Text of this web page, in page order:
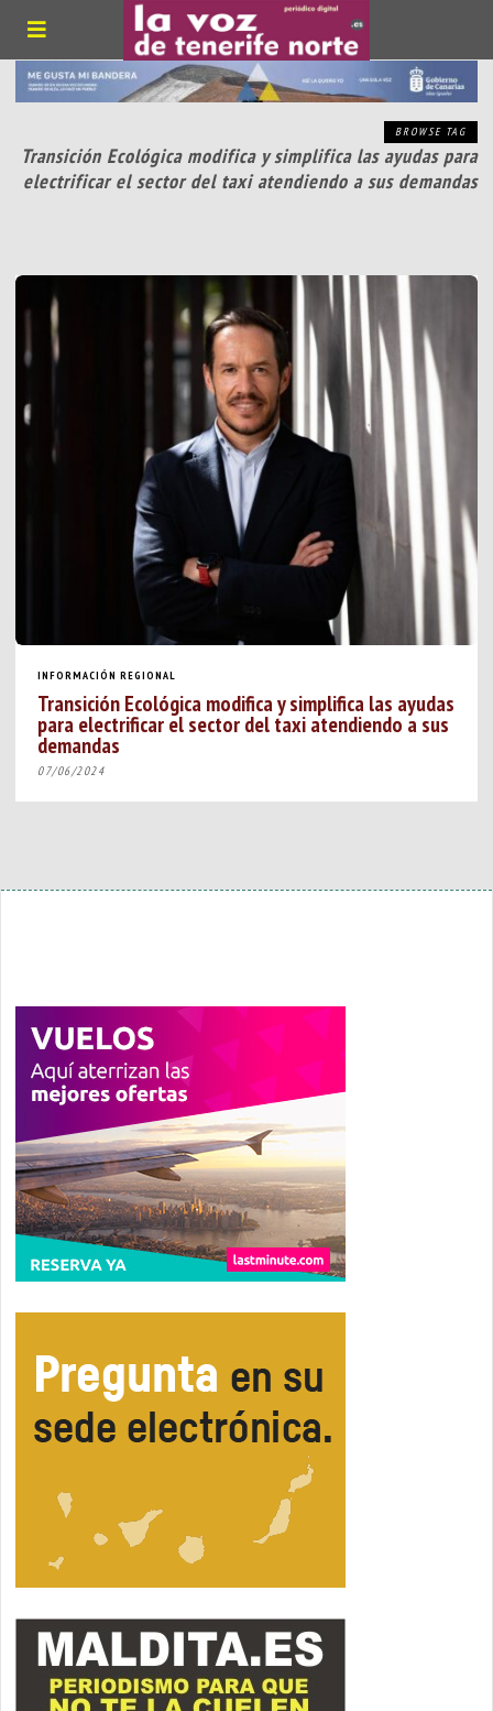
BROWSE TAG
Transición Ecológica modifica y simplifica las ayudas para
electrificar el sector del taxi atendiendo a sus demandas
INFORMACIÓN REGIONAL
Transición Ecológica modifica y simplifica las ayudas
para electrificar el sector del taxi atendiendo a sus
demandas
07/06/2024